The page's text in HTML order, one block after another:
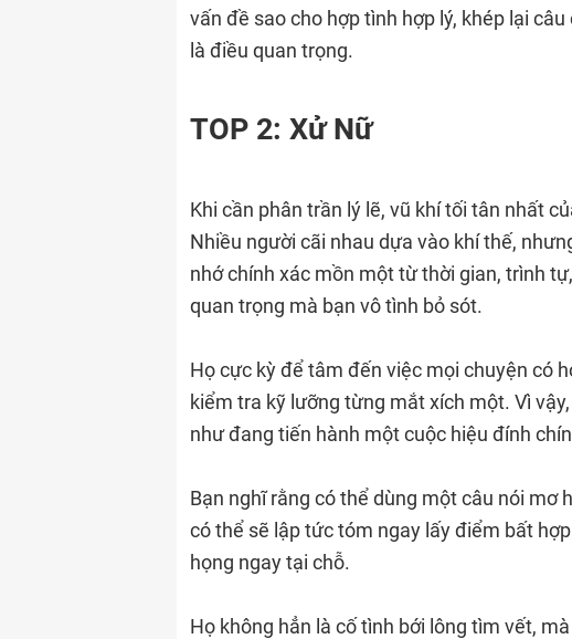
vấn đề sao cho hợp tình hợp lý, khép lại
là điều quan trọng.
TOP 2: Xử Nữ
Khi cần phân trần lý lẽ, vũ khí tối tân nhất
Nhiều người cãi nhau dựa vào khí thế,
nhớ chính xác mồn một từ thời gian, trình
quan trọng mà bạn vô tình bỏ sót.
Họ cực kỳ để tâm đến việc mọi chuyện có
kiểm tra kỹ lưỡng từng mắt xích một. Vì
như đang tiến hành một cuộc hiệu đính
Bạn nghĩ rằng có thể dùng một câu nói mơ
có thể sẽ lập tức tóm ngay lấy điểm bất
họng ngay tại chỗ.
Họ không hẳn là cố tình bới lông tìm vết,